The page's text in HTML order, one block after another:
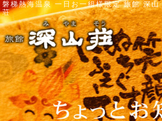
磐梯熱海温泉 一日お一組様限定 旅館 深山
荘